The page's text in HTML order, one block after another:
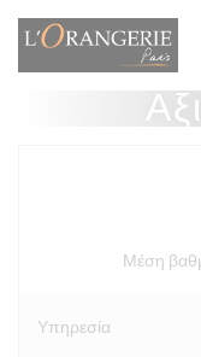
Πίνακας διαχείρισης
Μέση
Υπηρεσία